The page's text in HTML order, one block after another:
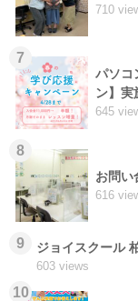
710
7
パソコ
ン】実
645
8
お問い
616
9 ジョイスクール
603 views
10